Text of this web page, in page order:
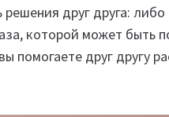
друг друга: либо
которой может быть
друг другу